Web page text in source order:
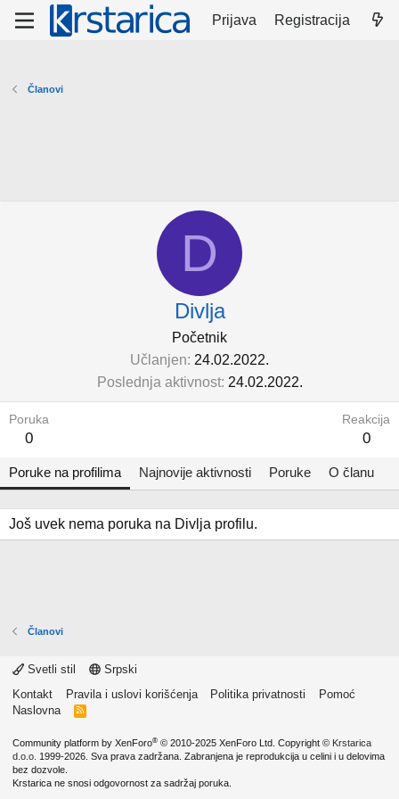
Prijava Registracija
Članovi
D
Divlja
Početnik
Učlanjen 24.02.2022.
Poslednja aktivnost 24.02.2022.
Poruka
0
Reakcija
0
Poruke na profilima Najnovije aktivnosti Poruke O članu
Još uvek nema poruka na Divlja profilu.
Članovi
Svetli stil
Srpski
Kontakt
Pravila i uslovi korišćenja Politika privatnosti
Pomoć
Naslovna
R
Community platform by XenForo® © 2010-2025 XenForo Ltd. Copyright © Krstarica
d.o.o. 1999-2026. Sva prava zadržana. Zabranjena je reprodukcija u celini i u delovima
bez dozvole.
Krstarica ne snosi odgovornost za sadržaj poruka.